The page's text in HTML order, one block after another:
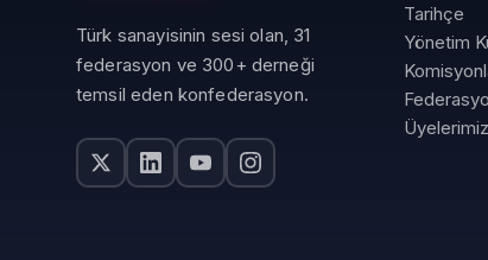
Türk sanayisinin sesi olan, 31
federasyon ve 300+ derneği
temsil eden konfederasyon.
Tarihçe
Yönetim
Üyelerimiz